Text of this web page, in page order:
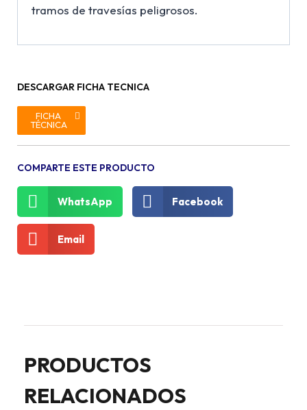
tramos de travesías peligrosos.
DESCARGAR FICHA TECNICA
FICHA
TÉCNICA
COMPARTE ESTE PRODUCTO
WhatsApp Facebook
Email
PRODUCTOS
RELACIONADOS